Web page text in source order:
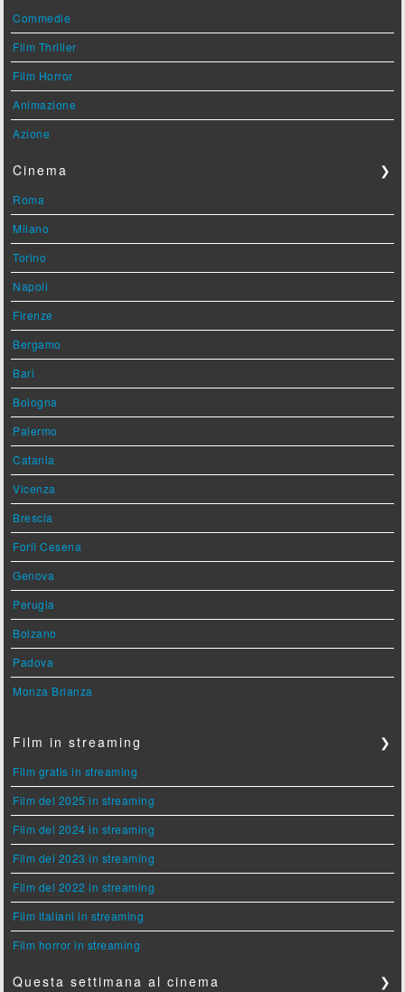
Commedie
Film Thriller
Film Horror
Animazione
Azione
Cinema ❯
Roma
Milano
Torino
Napoli
Firenze
Bergamo
Bari
Bologna
Palermo
Catania
Vicenza
Brescia
Forlì Cesena
Genova
Perugia
Bolzano
Padova
Monza Brianza
Film in streaming ❯
Film gratis in streaming
Film del 2025 in streaming
Film del 2024 in streaming
Film del 2023 in streaming
Film del 2022 in streaming
Film italiani in streaming
Film horror in streaming
Questa settimana al cinema ❯